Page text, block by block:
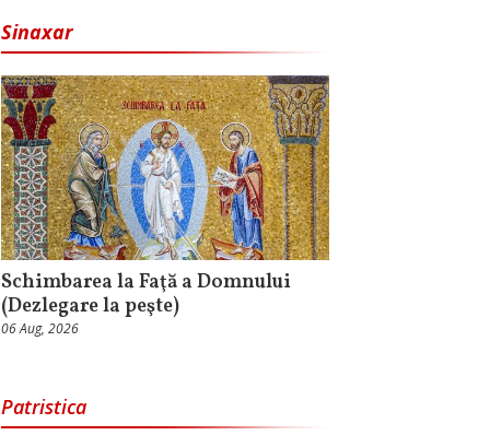
Sinaxar
Schimbarea la Faţă a Domnului
(Dezlegare la peşte)
06 Aug, 2026
Patristica